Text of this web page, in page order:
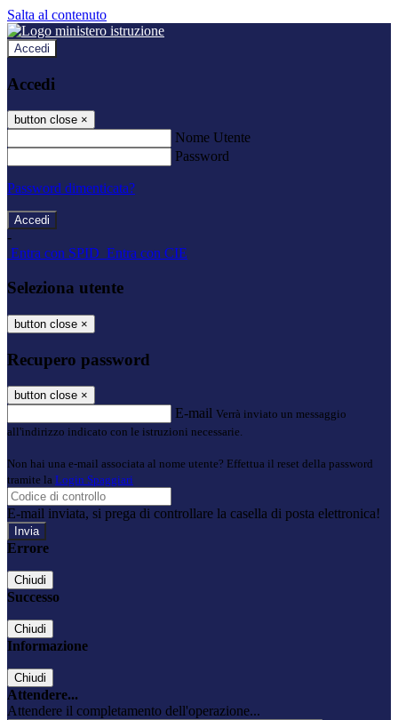
Salta al contenuto
Accedi
Accedi
button close ×
Nome Utente
Password
Password dimenticata?
-
Entra con SPID Entra con CIE
Seleziona utente
button close ×
Recupero password
button close ×
E-mail Verrà inviato un messaggio
all'indirizzo indicato con le istruzioni necessarie.
Non hai una e-mail associata al nome utente? Effettua il reset della password
tramite la Login Spaggiari
E-mail inviata, si prega di controllare la casella di posta elettronica!
Errore
Chiudi
Successo
Chiudi
Informazione
Chiudi
Attendere...
Attendere il completamento dell'operazione...